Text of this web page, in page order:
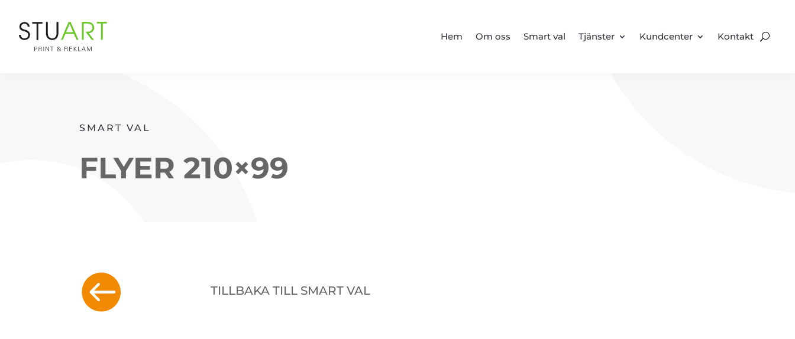
Hem Om oss Smart val Tjänster Kundcenter Kontakt
SMART VAL
FLYER 210×99
 TILLBAKA TILL SMART VAL